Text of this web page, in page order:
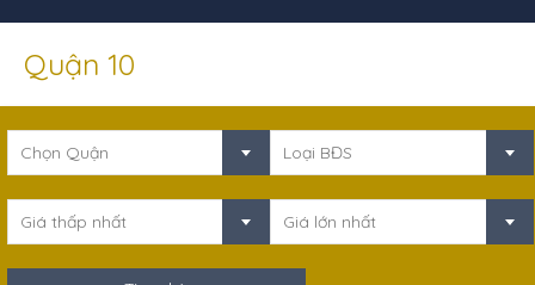
Quận 10
Chọn Quận Loại BĐS
Giá thấp nhất Giá lớn nhất